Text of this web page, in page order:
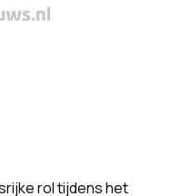
rol tijdens het